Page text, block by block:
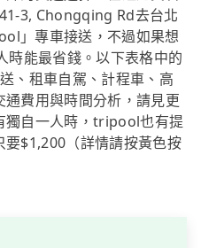
3, Chongqing Rd去台北
」專車接送，不過如果想
時能最省錢。以下表格中的
、租車自駕、計程車、高
費用與時間分析，請見更
獨自一人時，tripool也有提
$1,200（詳情請按黃色按